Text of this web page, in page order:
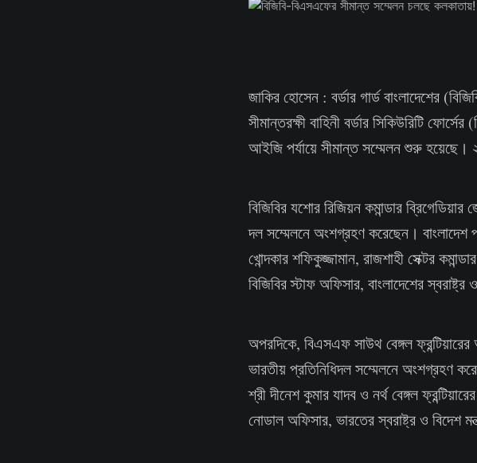
জাকির হোসেন : বর্ডার গার্ড বাংলাদেশের
সীমান্তরক্ষী বাহিনী বর্ডার সিকিউরিটি
আইজি পর্যায়ে সীমান্ত সম্মেলন শুরু
বিজিবির যশোর রিজিয়ন কমান্ডার
দল সম্মেলনে অংশগ্রহণ করেছেন। বাংলাদেশ
খোন্দকার শফিকুজ্জামান, রাজশাহী সেক্টর
বিজিবির স্টাফ অফিসার, বাংলাদেশের
অপরদিকে, বিএসএফ সাউথ বেঙ্গল
ভারতীয় প্রতিনিধিদল সম্মেলনে অংশগ্রহণ
শ্রী দীনেশ কুমার যাদব ও নর্থ বেঙ্গল
নোডাল অফিসার, ভারতের স্বরাষ্ট্র ও বিদেশ